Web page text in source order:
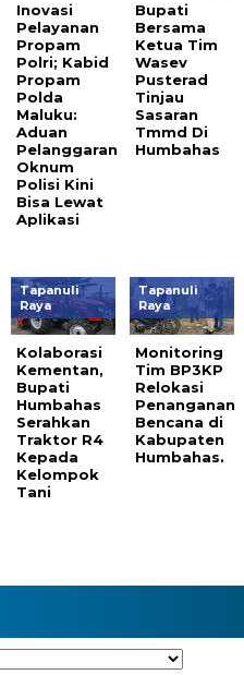
Inovasi
Pelayanan
Propam
Polri; Kabid
Propam
Polda
Maluku:
Aduan
Pelanggaran
Oknum
Polisi Kini
Bisa Lewat
Aplikasi
Bupati
Bersama
Ketua Tim
Wasev
Pusterad
Tinjau
Sasaran
Tmmd Di
Humbahas
Tapanuli
Raya
Kolaborasi
Kementan,
Bupati
Humbahas
Serahkan
Traktor R4
Kepada
Kelompok
Tani
Tapanuli
Raya
Monitoring
Tim BP3KP
Relokasi
Penanganan
Bencana di
Kabupaten
Humbahas.